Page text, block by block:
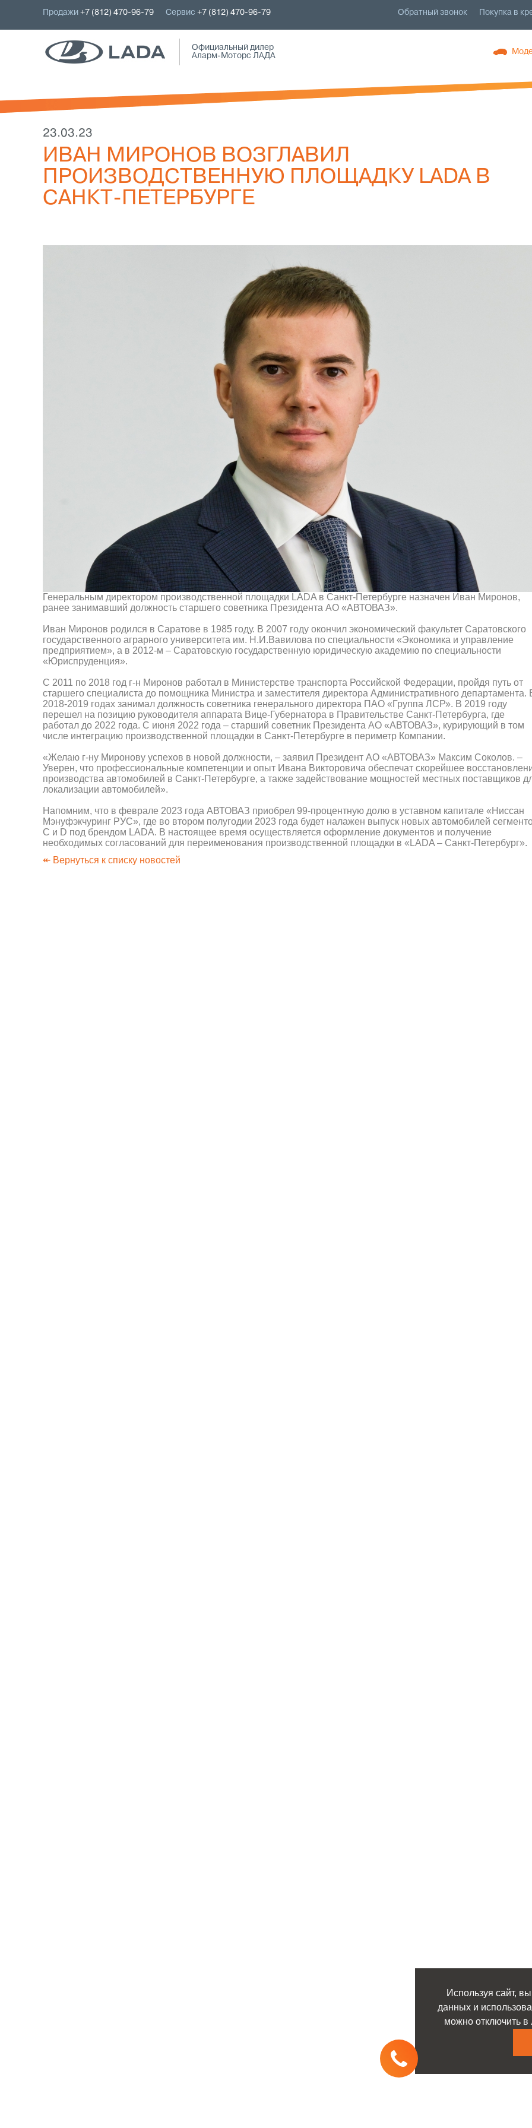
Покупка в
Обратный звонок
Продажи +7 (812) 470-96-79 Сервис +7 (812) 470-96-79
Официальный дилер
Аларм-Моторс ЛАДА
23.03.23
ИВАН МИРОНОВ ВОЗГЛАВИЛ
ПРОИЗВОДСТВЕННУЮ ПЛОЩАДКУ LADA В
САНКТ-ПЕТЕРБУРГЕ
Генеральным директором производственной площадки LADA в Санкт-Петербурге назначен Иван Миронов,
ранее занимавший должность старшего советника Президента АО «АВТОВАЗ».
Иван Миронов родился в Саратове в 1985 году. В 2007 году окончил экономический факультет Саратовского
государственного аграрного университета им. Н.И.Вавилова по специальности «Экономика и управление
предприятием», а в 2012-м – Саратовскую государственную юридическую академию по специальности
«Юриспруденция».
С 2011 по 2018 год г-н Миронов работал в Министерстве транспорта Российской Федерации, пройдя путь от
старшего специалиста до помощника Министра и заместителя директора Административного департамента.
2018-2019 годах занимал должность советника генерального директора ПАО «Группа ЛСР». В 2019 году
перешел на позицию руководителя аппарата Вице-Губернатора в Правительстве Санкт-Петербурга, где
работал до 2022 года. С июня 2022 года – старший советник Президента АО «АВТОВАЗ», курирующий в том
числе интеграцию производственной площадки в Санкт-Петербурге в периметр Компании.
«Желаю г-ну Миронову успехов в новой должности, – заявил Президент АО «АВТОВАЗ» Максим Соколов. –
Уверен, что профессиональные компетенции и опыт Ивана Викторовича обеспечат скорейшее
производства автомобилей в Санкт-Петербурге, а также задействование мощностей местных поставщиков
локализации автомобилей».
Напомним, что в феврале 2023 года АВТОВАЗ приобрел 99-процентную долю в уставном капитале «Ниссан
Мэнуфэкчуринг РУС», где во втором полугодии 2023 года будет налажен выпуск новых автомобилей
С и D под брендом LADA. В настоящее время осуществляется оформление документов и получение
необходимых согласований для переименования производственной площадки в «LADA – Санкт-Петербург».
↞ Вернуться к списку новостей
Используя сайт,
данных и
можно отключить в